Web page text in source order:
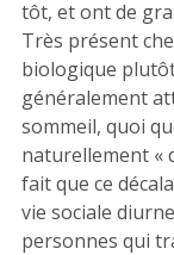
tôt, et ont de
Très présent
biologique
généralement
sommeil, quoi
naturellement «
fait que ce
vie sociale
personnes qui